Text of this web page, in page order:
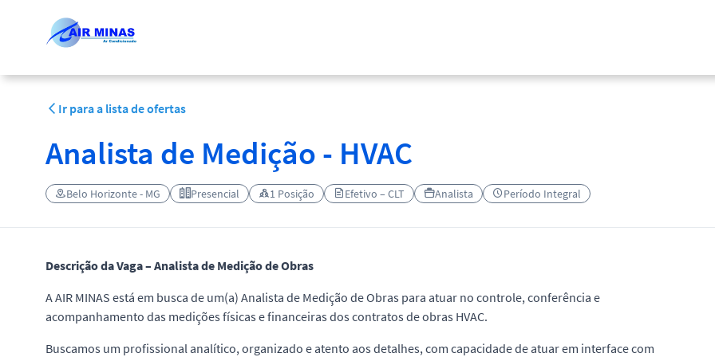
Ir para a lista de ofertas
Analista de Medição - HVAC
Belo Horizonte - MG Presencial 1 Posição Efetivo – CLT Analista Período Integral
Descrição da Vaga – Analista de Medição de Obras
A AIR MINAS está em busca de um(a) Analista de Medição de Obras para atuar no controle, conferência e
acompanhamento das medições físicas e financeiras dos contratos de obras HVAC.
Buscamos um profissional analítico, organizado e atento aos detalhes, com capacidade de atuar em interface com